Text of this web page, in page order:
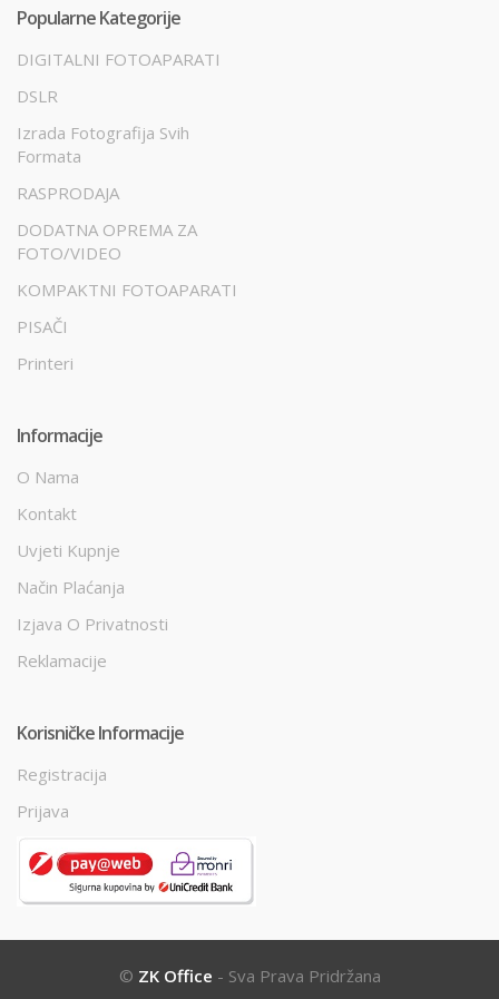
Popularne Kategorije
DIGITALNI FOTOAPARATI
DSLR
Izrada Fotografija Svih
Formata
RASPRODAJA
DODATNA OPREMA ZA
FOTO/VIDEO
KOMPAKTNI FOTOAPARATI
PISAČI
Printeri
Informacije
O Nama
Kontakt
Uvjeti Kupnje
Način Plaćanja
Izjava O Privatnosti
Reklamacije
Korisničke Informacije
Registracija
Prijava
© ZK Office - Sva Prava Pridržana